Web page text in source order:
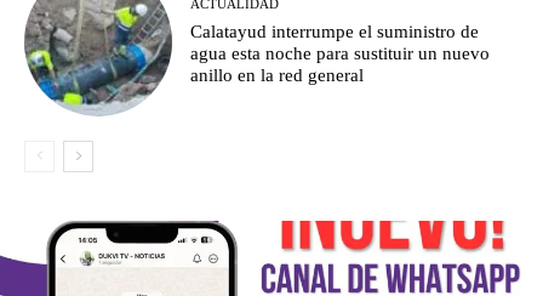
ACTUALIDAD
Calatayud interrumpe el suministro de
agua esta noche para sustituir un nuevo
anillo en la red general